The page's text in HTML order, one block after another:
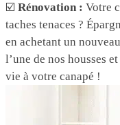
☑️ Rénovation : Votre
taches tenaces ?
en achetant un
l’une de nos housses
vie à votre canapé !